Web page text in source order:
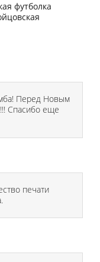
футболка
Перед Новым
Спасибо еще
печати